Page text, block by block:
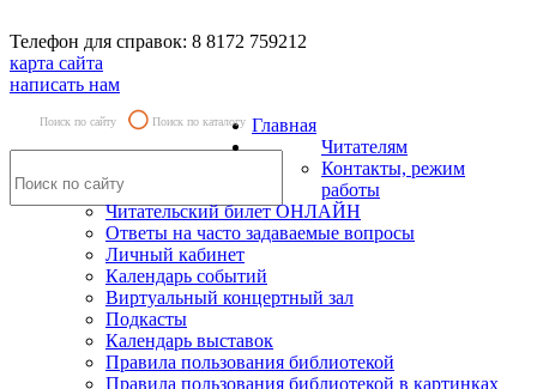
Телефон для справок: 8 8172 759212
карта сайта
написать нам
Поиск по сайту Поиск по каталогу Главная
Читателям
Контакты, режим
работы
Читательский билет ОНЛАЙН
Ответы на часто задаваемые вопросы
Личный кабинет
Календарь событий
Виртуальный концертный зал
Подкасты
Календарь выставок
Правила пользования библиотекой
Правила пользования библиотекой в картинках